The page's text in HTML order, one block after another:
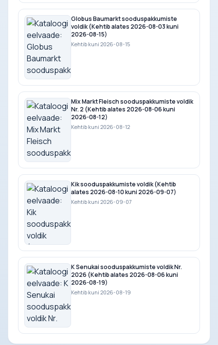
Globus Baumarkt sooduspakkumiste
voldik (Kehtib alates 2026-08-03 kuni
2026-08-15)
Kehtib kuni 2026-08-15
Mix Markt Fleisch sooduspakkumiste voldik
Nr. 2 (Kehtib alates 2026-08-06 kuni
2026-08-12)
Kehtib kuni 2026-08-12
Kik sooduspakkumiste voldik (Kehtib
alates 2026-08-10 kuni 2026-09-07)
Kehtib kuni 2026-09-07
K Senukai sooduspakkumiste voldik Nr.
2026 (Kehtib alates 2026-08-06 kuni
2026-08-19)
Kehtib kuni 2026-08-19